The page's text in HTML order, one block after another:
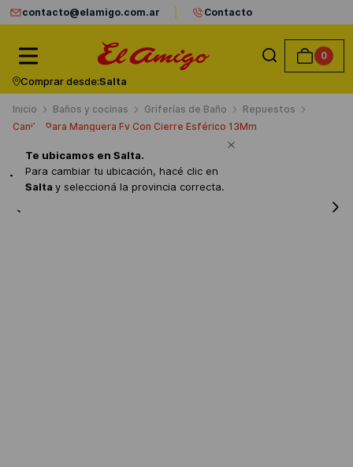
contacto@elamigo.com.ar Contacto
0
Comprar desde:Salta
Te ubicamos en Salta.
Para cambiar tu ubicación, hacé clic en
Salta y seleccioná la provincia correcta.
Baños y cocinas Griferías de Baño
Repuestos
Canilla Para Manguera Fv Con Cierre Esférico 13Mm
También compraron